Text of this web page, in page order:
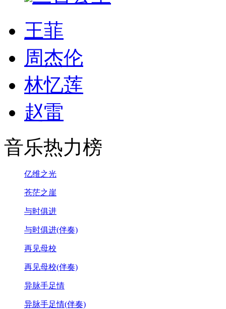
王菲
周杰伦
林忆莲
赵雷
音乐热力榜
亿维之光
苍茫之崖
与时俱进
与时俱进(伴奏)
再见母校
再见母校(伴奏)
异脉手足情
异脉手足情(伴奏)